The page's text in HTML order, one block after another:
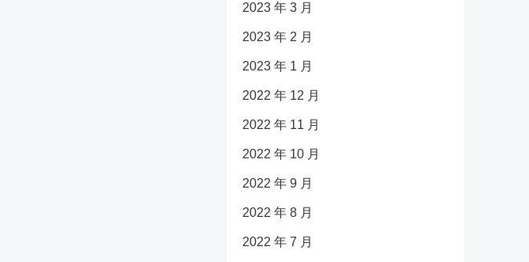
2023 年 3 月
2023 年 2 月
2023 年 1 月
2022 年 12 月
2022 年 11 月
2022 年 10 月
2022 年 9 月
2022 年 8 月
2022 年 7 月